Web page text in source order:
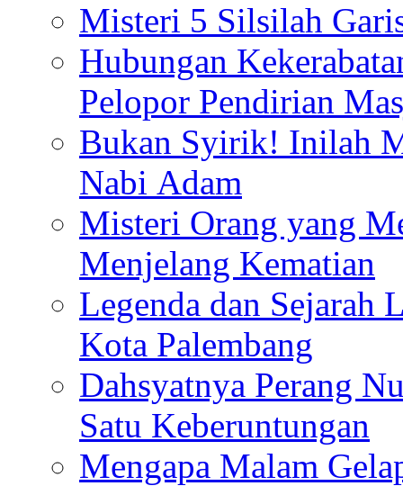
Misteri 5 Silsilah
Hubungan
Pelopor Pendirian
Bukan Syirik! Inilah
Nabi Adam
Misteri Orang yang
Menjelang Kematian
Legenda dan Sejarah
Kota Palembang
Dahsyatnya Perang
Satu Keberuntungan
Mengapa Malam